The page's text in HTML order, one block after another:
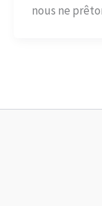
nous ne